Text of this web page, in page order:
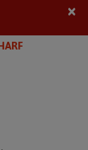
×